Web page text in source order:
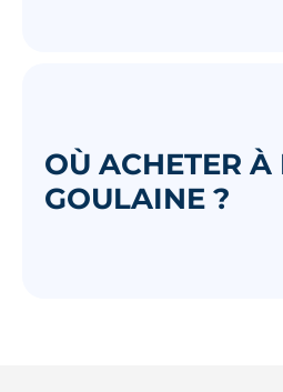
OÙ ACHETER À
GOULAINE ?